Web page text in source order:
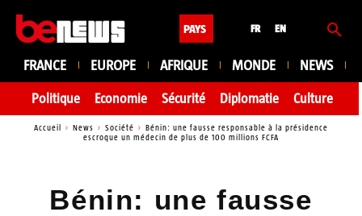
PAYS FR EN
FRANCE EUROPE AFRIQUE MONDE NEWS
Politique Economie Sécurité Diplomatie Culture
Accueil News Société
Bénin: une fausse responsable à la présidence
escroque un médecin de plus de 100 millions FCFA
Bénin: une fausse